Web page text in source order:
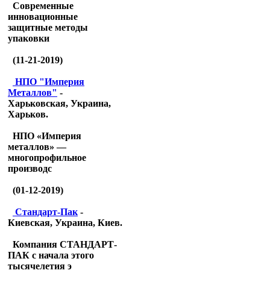
Современные
инновационные
защитные методы
упаковки
(11-21-2019)
НПО "Империя
Металлов" -
Харьковская, Украина,
Харьков.
НПО «Империя
металлов» —
многопрофильное
производс
(01-12-2019)
Стандарт-Пак -
Киевская, Украина, Киев.
Компания СТАНДАРТ-
ПАК с начала этого
тысячелетия э